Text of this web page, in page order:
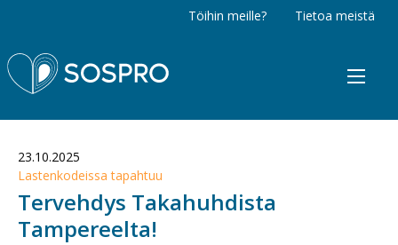
Tietoa meistä
Töihin meille?
Sospro
23.10.2025
Lastenkodeissa tapahtuu
Tervehdys Takahuhdista
Tampereelta!